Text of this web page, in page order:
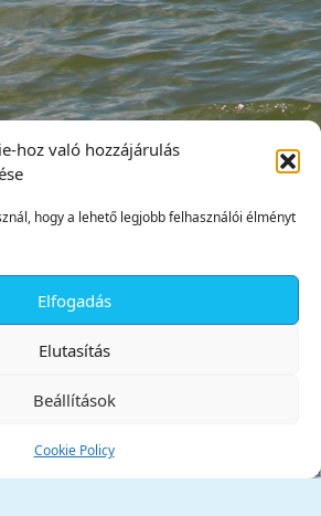
hoz való hozzájárulás
hogy a lehető legjobb felhasználói élményt
Elfogadás
Elutasítás
Beállítások
Cookie Policy
Önkormányzata
✕